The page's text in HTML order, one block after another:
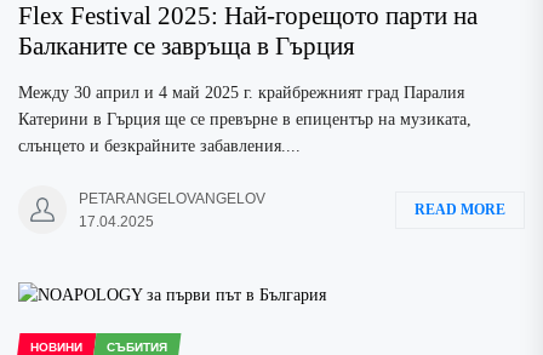
Flex Festival 2025: Най-горещото парти на
Балканите се завръща в Гърция
Между 30 април и 4 май 2025 г. крайбрежният град Паралия
Катерини в Гърция ще се превърне в епицентър на музиката,
слънцето и безкрайните забавления....
PETARANGELOVANGELOV
17.04.2025
READ MORE
НОВИНИ СЪБИТИЯ